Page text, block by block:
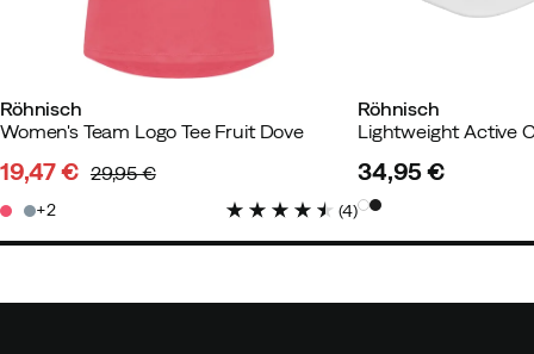
Röhnisch
Women's Team Logo Tee Fruit Dove
price
19,47 €
price
29,95 €
2 (4)
Röhnisch
Lightweight Active
price
34,95 €